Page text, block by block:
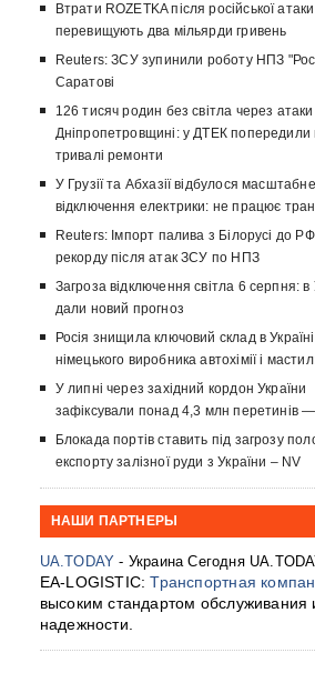
Втрати ROZETKA після російської атаки
перевищують два мільярди гривень
Reuters: ЗСУ зупинили роботу НПЗ
Саратові
126 тисяч родин без світла через
Дніпропетровщині: у ДТЕК попередили
тривалі ремонти
У Грузії та Абхазії відбулося масштабне
відключення електрики: не працює
Reuters: Імпорт палива з Білорусі до
рекорду після атак ЗСУ по НПЗ
Загроза відключення світла 6 серпня: в
дали новий прогноз
Росія знищила ключовий склад в Україні
німецького виробника автохімії і
У липні через західний кордон України
зафіксували понад 4,3 млн перетинів
Блокада портів ставить під загрозу
експорту залізної руди з України – NV
НАШИ ПАРТНЕРЫ
UA.TODAY - Украина Сегодня
EA-LOGISTIC:Транспортная
высоким стандартом обслуживания
надежности.